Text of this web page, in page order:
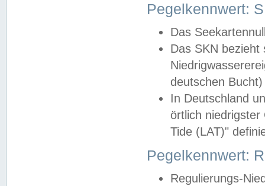
Pegelkennwert:
Das
Das SKN
deutschen
In Deutschland
örtlich
Tide (LAT)"
Pegelkennwert:
Regulierungs-